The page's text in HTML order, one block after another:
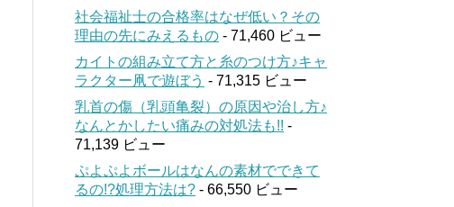
社会福祉士の合格率はなぜ低い？その
理由の先にみえるもの - 71,460 ビュー
カイトの組み立て方と糸のつけ方♪キャ
ラクター凧で遊ぼう - 71,315 ビュー
乳首の傷（乳頭亀裂）の原因や治し方♪
なんとかしたい痛みの対処法も!! -
71,139 ビュー
ぷよぷよボールはなんの素材でできて
るの!?処理方法は? - 66,550 ビュー